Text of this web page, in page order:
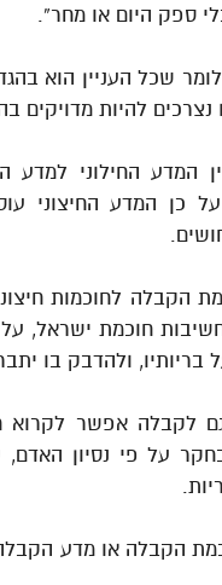
ספק היום או מחר”.
לומר שכל העניין הוא
להיות מדויקים
המדע החילוני
כן המדע החיצוני
הקבלה לחוכמות
חוכמת ישראל, על
בריותיו, ולהדבק בו
לקבלה אפשר לקרוא
על פי נסיון
הקבלה או מדע